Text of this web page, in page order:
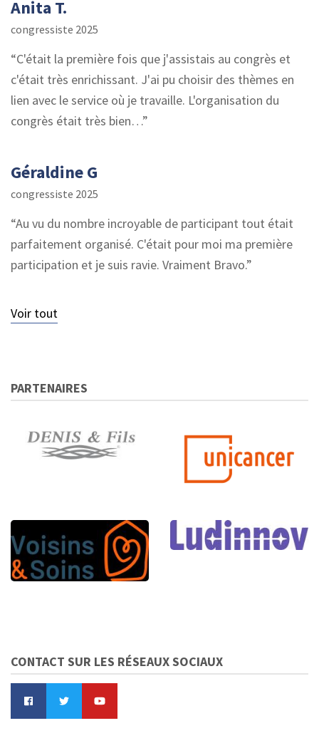
Anita T.
congressiste 2025
C'était la première fois que j'assistais au congrès et
c'était très enrichissant. J'ai pu choisir des thèmes en
lien avec le service où je travaille. L'organisation du
congrès était très bien…
Géraldine G
congressiste 2025
Au vu du nombre incroyable de participant tout était
parfaitement organisé. C'était pour moi ma première
participation et je suis ravie. Vraiment Bravo.
Voir tout
PARTENAIRES
CONTACT SUR LES RÉSEAUX SOCIAUX